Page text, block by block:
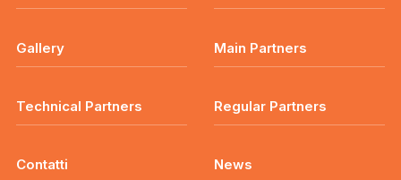
Gallery Main Partners
Technical Partners Regular Partners
Contatti News